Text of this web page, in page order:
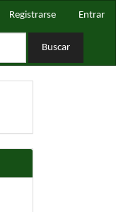
Registrarse Entrar
Buscar